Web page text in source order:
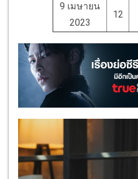
9 เมษายน
2023
12